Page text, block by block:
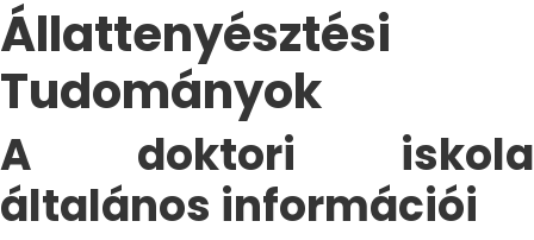
Állattenyésztési
Tudományok
A doktori iskola
általános információi